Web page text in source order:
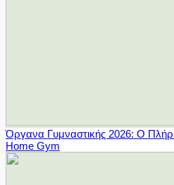
Όργανα Γυμναστικής 2026: Ο
Home Gym